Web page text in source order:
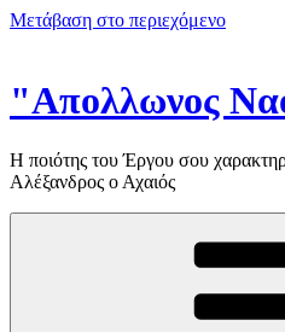
Μετάβαση στο περιεχόμενο
"Απολλωνος
Η ποιότης του Έργου σου
Αλέξανδρος ο Αχαιός